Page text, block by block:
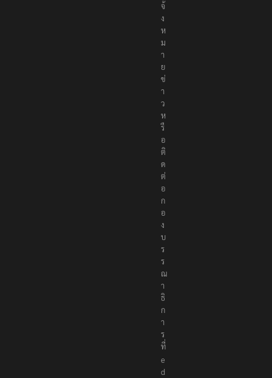
จ้
ง
ห
ม
า
ย
ข่
า
ว
ห
รื
อ
ติ
ด
ต่
อ
ก
อ
ง
บ
ร
ร
ณ
า
ธิ
ก
า
ร
ที่
e
d